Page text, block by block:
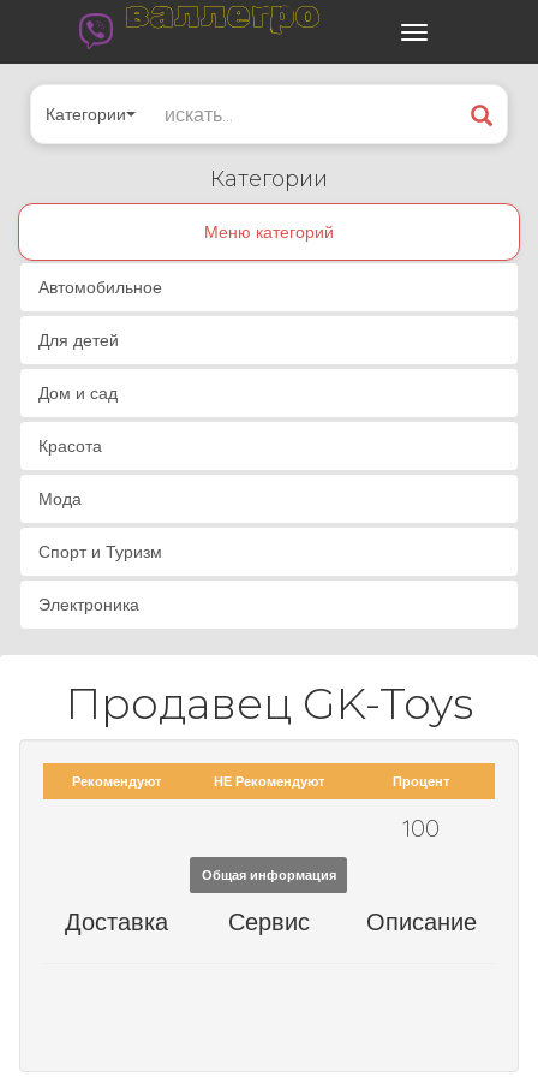
валлегро
Категории
Категории
Меню категорий
Автомобильное
Для детей
Дом и сад
Красота
Мода
Спорт и Туризм
Электроника
Продавец GK-Toys
Рекомендуют НЕ Рекомендуют Процент
100
Общая информация
Доставка Сервис Описание